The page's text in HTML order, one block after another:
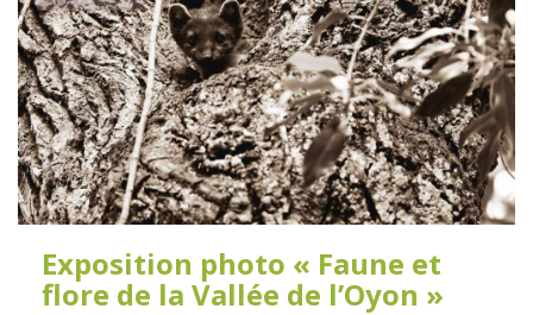
Exposition photo « Faune et
flore de la Vallée de l’Oyon »